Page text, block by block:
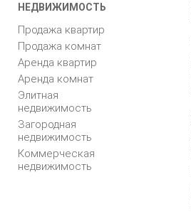
НЕДВИЖИМОСТЬ
Продажа квартир
Продажа комнат
Аренда квартир
Аренда комнат
Элитная
недвижимость
Загородная
недвижимость
Коммерческая
недвижимость